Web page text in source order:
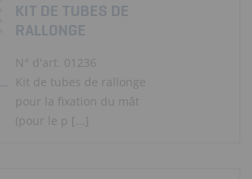
KIT DE TUBES DE
RALLONGE
N° d'art. 01236
Kit de tubes de rallonge
pour la fixation du mât
(pour le p [...]